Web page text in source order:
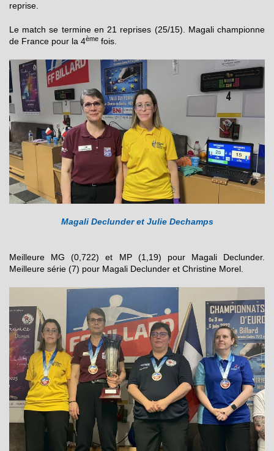
reprise.
Le match se termine en 21 reprises (25/15). Magali championne
de France pour la 4ème fois.
Magali Declunder et Julie Dechamps
Meilleure MG (0,722) et MP (1,19) pour Magali Declunder.
Meilleure série (7) pour Magali Declunder et Christine Morel.